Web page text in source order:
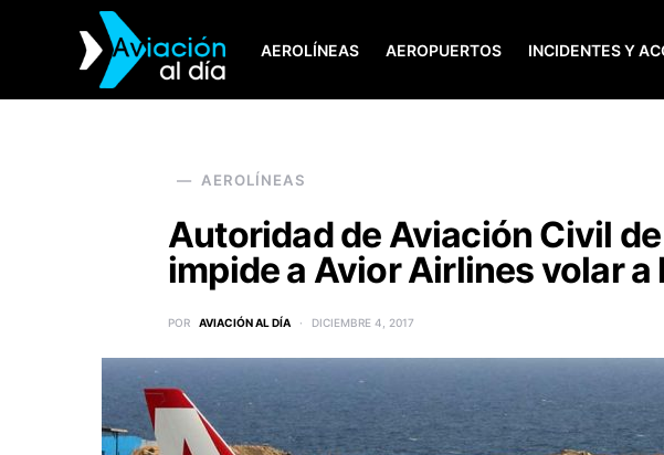
AEROLÍNEAS AEROPUERTOS INCIDENTES Y
SEARCH FOR:
AEROLÍNEAS
Autoridad de Aviación Civil
impide a Avior Airlines volar a
POR AVIACIÓN AL DÍA DICIEMBRE 4, 2017